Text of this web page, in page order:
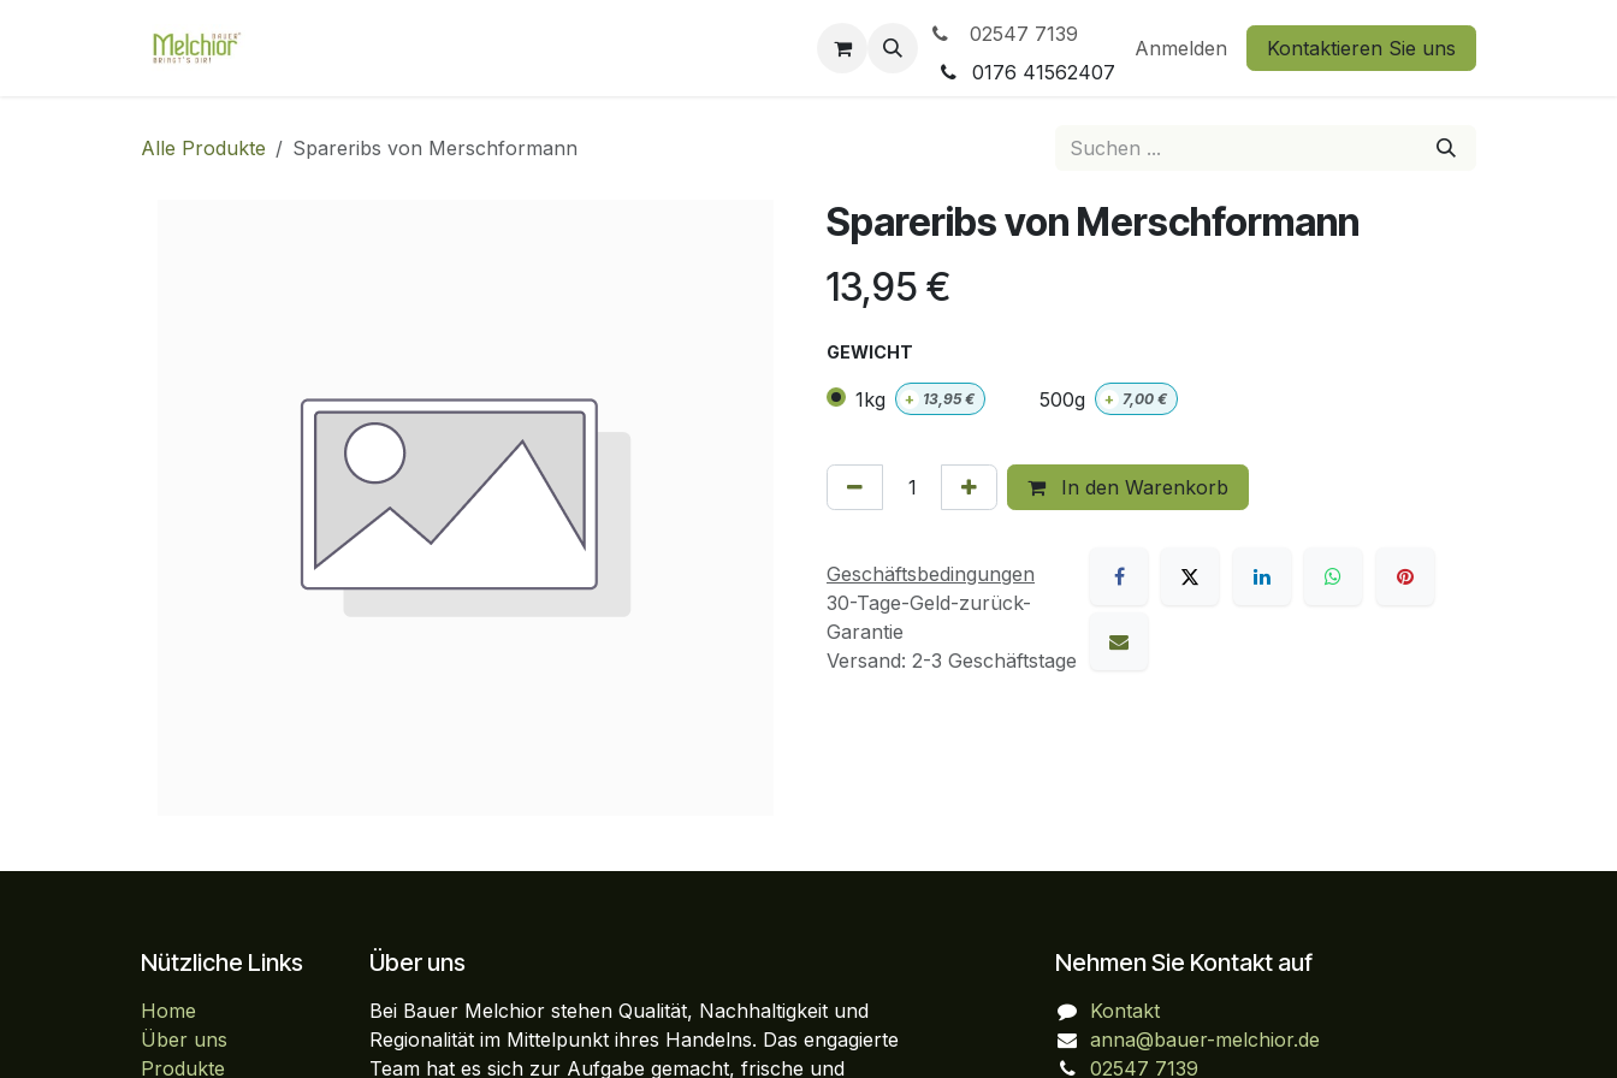
02547 7139
0176 41562407
Anmelden Kontaktieren Sie uns
Alle Produkte Spareribs von Merschformann
Spareribs von Merschformann
13,95 €
GEWICHT
1kg + 13,95€ 500g + 7,00€
In den Warenkorb
Geschäftsbedingungen
30-Tage-Geld-zurück-
Garantie
Versand: 2-3 Geschäftstage
Nützliche Links
Home
Über uns
Produkte
Über uns
Bei Bauer Melchior stehen Qualität, Nachhaltigkeit und
Regionalität im Mittelpunkt ihres Handelns. Das engagierte
Team hat es sich zur Aufgabe gemacht, frische und
Nehmen Sie Kontakt auf
Kontakt
anna@bauer-melchior.de
02547 7139